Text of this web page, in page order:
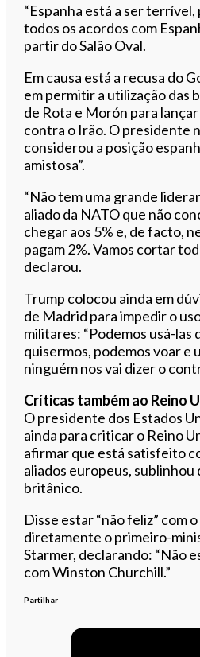
“Espanha está a ser
todos os acordos com
partir do Salão Oval.
Em causa está a recusa do
em permitir a utilização das
de Rota e Morón para
contra o Irão. O presidente
considerou a posição
amistosa”.
“Não tem uma grande
aliado da NATO que não
chegar aos 5% e, de facto,
pagam 2%. Vamos cortar
declarou.
Trump colocou ainda em
de Madrid para impedir o
militares: “Podemos usá-las
quisermos, podemos voar e
ninguém nos vai dizer o
Críticas também ao Reino
O presidente dos Estados
ainda para criticar o Reino
afirmar que está satisfeito
aliados europeus, sublinhou
britânico.
Disse estar “não feliz” com
diretamente o primeiro-
Starmer, declarando: “Não
com Winston Churchill.”
Partilhar